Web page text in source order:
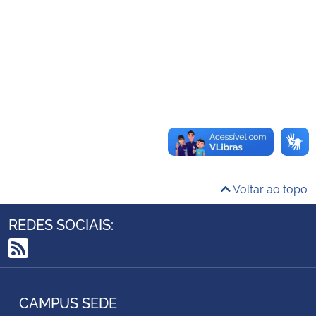
Ministério do Desenvolvimento Regional
Ministério da Mulher, da Família e dos Direitos Humanos
Voltar ao topo
REDES SOCIAIS:
RSS
CAMPUS SEDE